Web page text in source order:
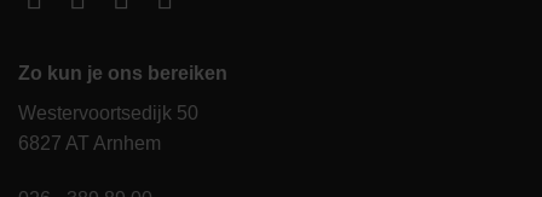
Zo kun je ons bereiken
Westervoortsedijk 50
6827 AT Arnhem